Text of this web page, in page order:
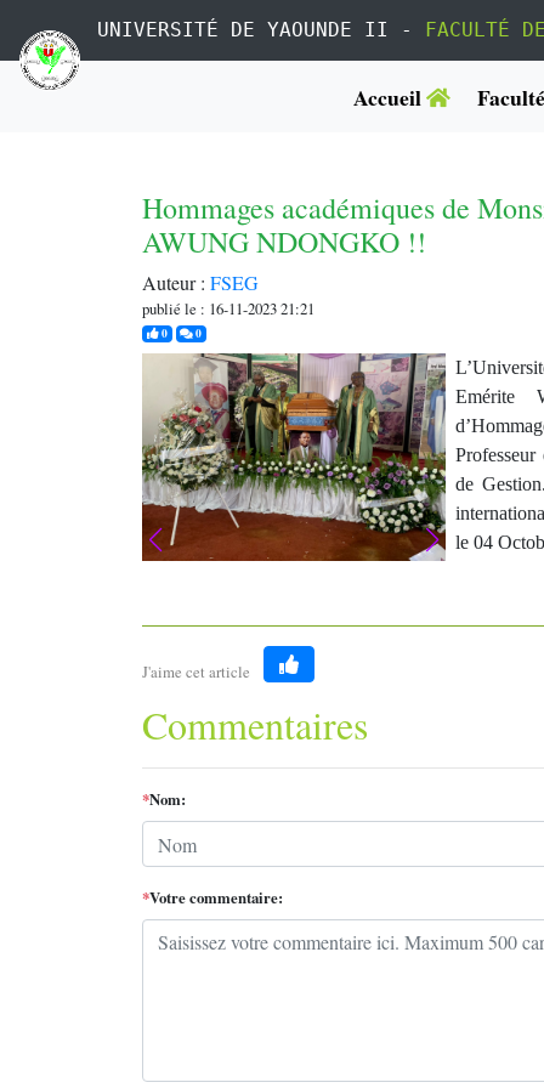
UNIVERSITÉ DE YAOUNDE II - FACULTÉ
Accueil Faculté
Hommages académiques de
AWUNG NDONGKO !!
Auteur : FSEG
publié le : 16-11-2023 21:21
0j'aime0commentaires
Emérite
de
le 04
J'aime cet article
Like
Commentaires
*Nom:
*Votre commentaire: